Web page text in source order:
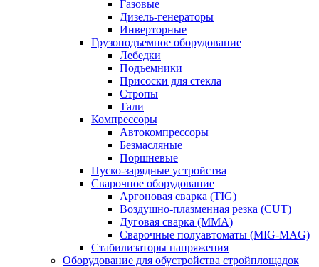
Газовые
Дизель-генераторы
Инверторные
Грузоподъемное оборудование
Лебедки
Подъемники
Присоски для стекла
Стропы
Тали
Компрессоры
Автокомпрессоры
Безмасляные
Поршневые
Пуско-зарядные устройства
Сварочное оборудование
Аргоновая сварка (TIG)
Воздушно-плазменная резка (CUT)
Дуговая сварка (ММА)
Сварочные полуавтоматы (MIG-MAG)
Стабилизаторы напряжения
Оборудование для обустройства стройплощадок